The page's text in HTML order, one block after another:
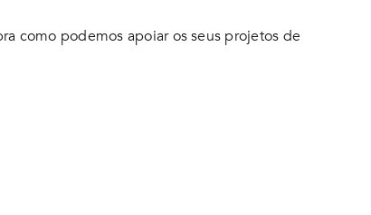
como podemos apoiar os seus projetos de